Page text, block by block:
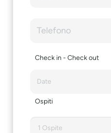
Check in - Check out
Ospiti
1 Ospite